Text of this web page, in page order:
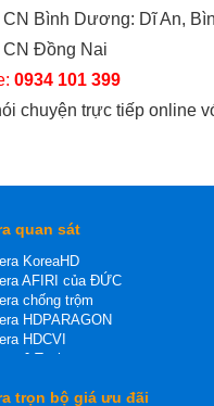
CN Bình Dương: Dĩ An,
CN Đồng Nai
0934 101 399
chuyện trực tiếp online
quan sát
KoreaHD
AFIRI của ĐỨC
chống trộm
HDPARAGON
HDCVI
J-Tech
Ip Wifi dùng thẻ nhớ
trọn bộ giá ưu đãi